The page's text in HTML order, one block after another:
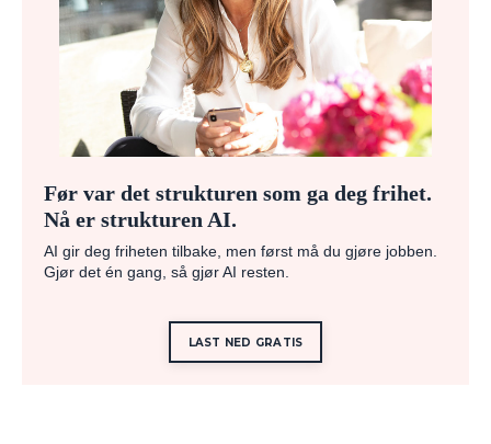
Før var det strukturen som ga deg frihet.
Nå er strukturen AI.
AI gir deg friheten tilbake, men først må du gjøre jobben.
Gjør det én gang, så gjør AI resten.
LAST NED GRATIS